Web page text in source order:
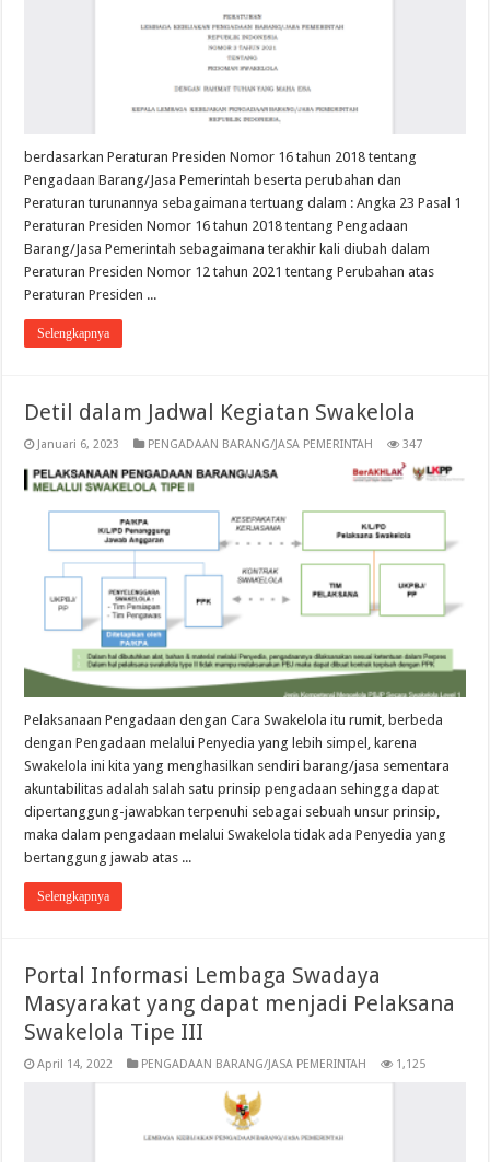
berdasarkan Peraturan Presiden Nomor 16 tahun 2018 tentang
Pengadaan Barang/Jasa Pemerintah beserta perubahan dan
Peraturan turunannya sebagaimana tertuang dalam : Angka 23 Pasal 1
Peraturan Presiden Nomor 16 tahun 2018 tentang Pengadaan
Barang/Jasa Pemerintah sebagaimana terakhir kali diubah dalam
Peraturan Presiden Nomor 12 tahun 2021 tentang Perubahan atas
Peraturan Presiden ...
Selengkapnya
Detil dalam Jadwal Kegiatan Swakelola
Januari 6, 2023 PENGADAAN BARANG/JASA PEMERINTAH 347
Pelaksanaan Pengadaan dengan Cara Swakelola itu rumit, berbeda
dengan Pengadaan melalui Penyedia yang lebih simpel, karena
Swakelola ini kita yang menghasilkan sendiri barang/jasa sementara
akuntabilitas adalah salah satu prinsip pengadaan sehingga dapat
dipertanggung-jawabkan terpenuhi sebagai sebuah unsur prinsip,
maka dalam pengadaan melalui Swakelola tidak ada Penyedia yang
bertanggung jawab atas ...
Selengkapnya
Portal Informasi Lembaga Swadaya
Masyarakat yang dapat menjadi Pelaksana
Swakelola Tipe III
April 14, 2022 PENGADAAN BARANG/JASA PEMERINTAH 1,125